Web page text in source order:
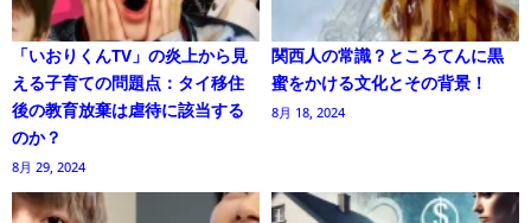
「いおりくんTV」の炎上から見
える子育ての問題点：タイ移住
後の教育放棄は虐待に該当する
のか？
8月 29, 2024
関西人の常識？ところてんに黒
蜜をかける文化とその背景！
8月 18, 2024